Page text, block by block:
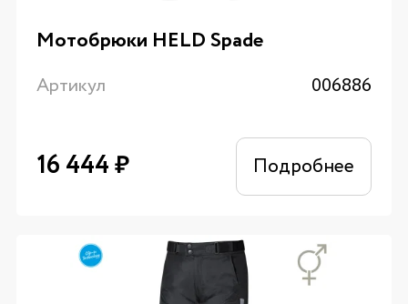
Мотобрюки HELD Spade
Артикул 006886
16 444₽ Подробнее